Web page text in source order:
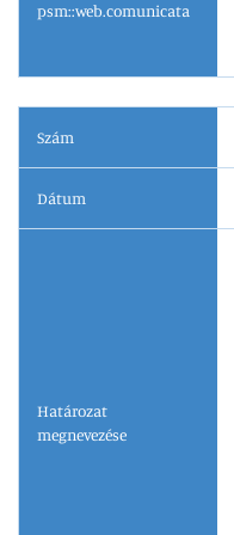
psm::web.comunicata
Szám
Dátum
Határozat
megnevezése